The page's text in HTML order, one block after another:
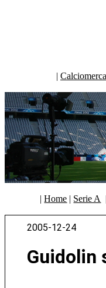
|
|Home | Serie A
2005-12-24
Guidolin